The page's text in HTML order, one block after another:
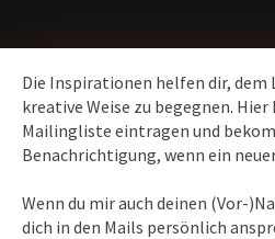
Die Inspirationen helfen dir, dem
kreative Weise zu begegnen. Hier
Mailingliste eintragen und
Benachrichtigung, wenn ein
Wenn du mir auch deinen (Vor-
dich in den Mails persönlich
News erhalten
Inspirationen
– Bewusstseins-
Heilung, Texte & Botschaften